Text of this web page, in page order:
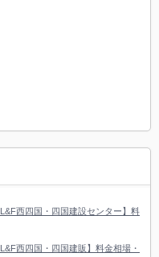
西四国・四国建設センター】料
西四国・四国建販】料金相場・